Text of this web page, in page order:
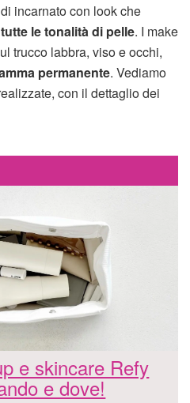
incarnato con look che
tutte le tonalità di pelle. I make
trucco labbra, viso e occhi,
permanente. Vediamo
con il dettaglio dei
e skincare Refy
e dove!